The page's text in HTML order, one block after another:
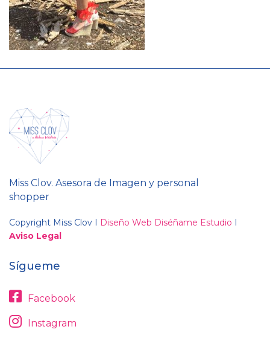
Miss Clov. Asesora de Imagen y personal
shopper
Copyright Miss Clov I Diseño Web Diséñame Estudio I
Aviso Legal
Sígueme
Facebook
Instagram